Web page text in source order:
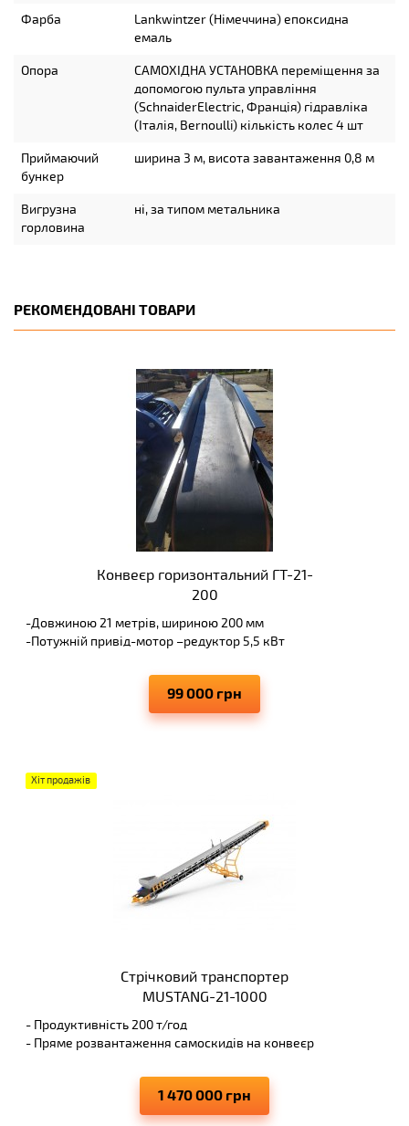
Фарба
Lankwintzer (Німеччина) епоксидна
емаль
Опора
САМОХІДНА УСТАНОВКА переміщення за
допомогою пульта управління
(SchnaiderElectric, Франція) гідравліка
(Італія, Bernoulli) кількість колес 4 шт
Приймаючий
бункер
ширина 3 м, висота завантаження 0,8 м
Вигрузна
горловина
ні, за типом метальника
РЕКОМЕНДОВАНІ ТОВАРИ
Конвеєр горизонтальний ГТ-21-
200
99 000 грн
-Довжиною 21 метрів, шириною 200 мм
-Потужній привід-мотор –редуктор 5,5 кВт
-Утримуючі ролики від сходу стрічки
-Надійне обладнання і швидкі терміни виробництва
Хіт продажів
Стрічковий транспортер
MUSTANG-21-1000
1 470 000 грн
- Продуктивність 200 т/год
- Пряме розвантаження самоскидів на конвеєр
- Виключає просипання матеріалів, що переміщуються